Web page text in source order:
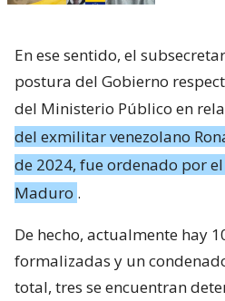
En ese sentido, el
postura del Gobierno
del Ministerio Público en
del exmilitar venezolano
de 2024, fue ordenado por
Maduro .
De hecho, actualmente hay
formalizadas y un
total, tres se encuentran